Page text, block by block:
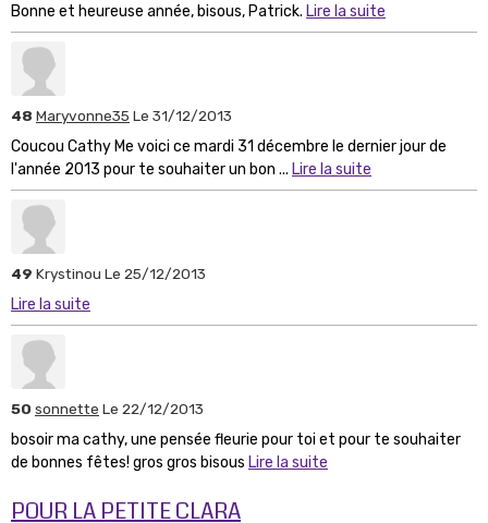
Bonne et heureuse année, bisous, Patrick. Lire la suite
48 Maryvonne35 Le 31/12/2013
Coucou Cathy Me voici ce mardi 31 décembre le dernier jour de
l'année 2013 pour te souhaiter un bon ... Lire la suite
49 Krystinou Le 25/12/2013
Lire la suite
50 sonnette Le 22/12/2013
bosoir ma cathy, une pensée fleurie pour toi et pour te souhaiter
de bonnes fêtes! gros gros bisous Lire la suite
POUR LA PETITE CLARA